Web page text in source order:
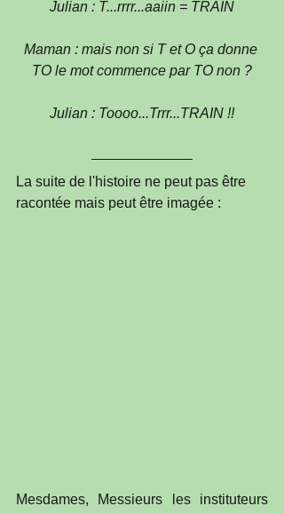
Julian : T...rrrr...aaiin = TRAIN
Maman : mais non si T et O ça donne
TO le mot commence par TO non ?
Julian : Toooo...Trrr...TRAIN !!
La suite de l'histoire ne peut pas être
racontée mais peut être imagée :
Mesdames, Messieurs les instituteurs